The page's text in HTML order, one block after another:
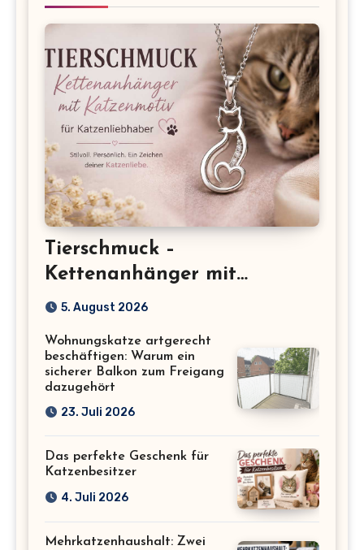
Tierschmuck –
Kettenanhänger mit
Katzenmotiv für
5. August 2026
Wohnungskatze artgerecht
beschäftigen: Warum ein
sicherer Balkon zum Freigang
dazugehört
23. Juli 2026
Das perfekte Geschenk für
Katzenbesitzer
4. Juli 2026
Mehrkatzenhaushalt: Zwei